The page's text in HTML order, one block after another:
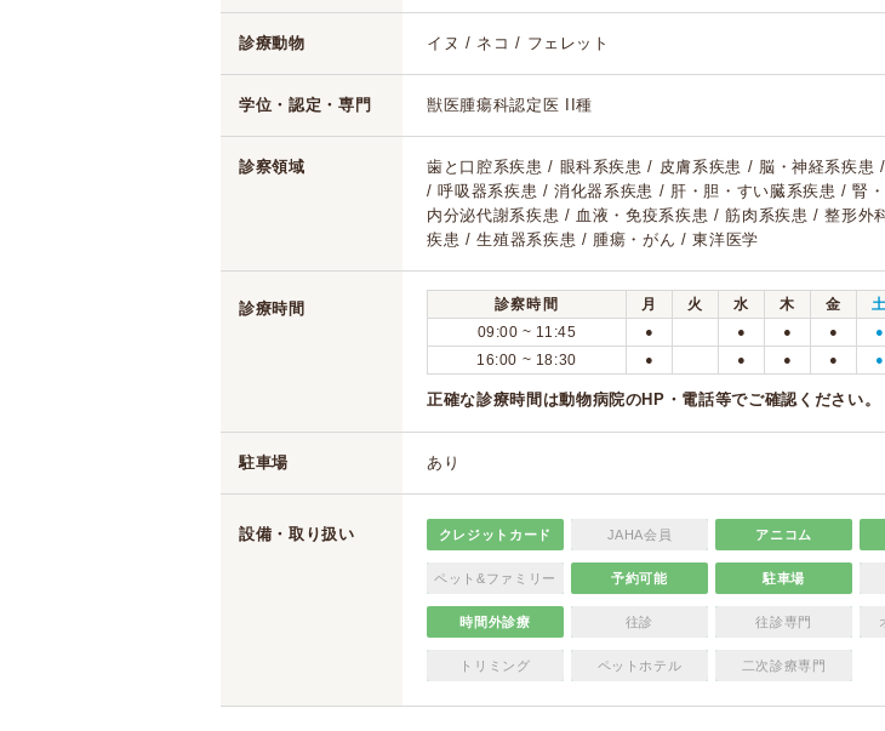
診療動物 イヌ / ネコ / フェレット
学位・認定・専門 獣医腫瘍科認定医 II種
診察領域
歯と口腔系疾患 / 眼科系疾患 / 皮膚系疾患 / 脳・神経系疾患
/ 呼吸器系疾患 / 消化器系疾患 / 肝・胆・すい臓系疾患 / 腎
内分泌代謝系疾患 / 血液・免疫系疾患 / 筋肉系疾患 / 整形外
疾患 / 生殖器系疾患 / 腫瘍・がん / 東洋医学
診療時間 診察時間 月 火 水 木 金 土
09:00 ~ 11:45
● ● ● ● ●
16:00 ~ 18:30 ● ● ● ● ●
正確な診療時間は動物病院のHP・電話等でご確認ください。
駐車場 あり
設備・取り扱い クレジットカード JAHA会員 アニコム
ペット&ファミリー 予約可能 駐車場
時間外診療 往診 往診専門
トリミング ペットホテル 二次診療専門